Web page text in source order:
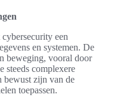
een
en systemen. De
beweging, vooral door
steeds complexere
bewust zijn van de
toepassen.